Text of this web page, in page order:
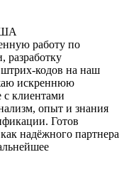
работу по
разработку
кодов на наш
искреннюю
с клиентами
опыт и знания
Готов
надёжного партнера